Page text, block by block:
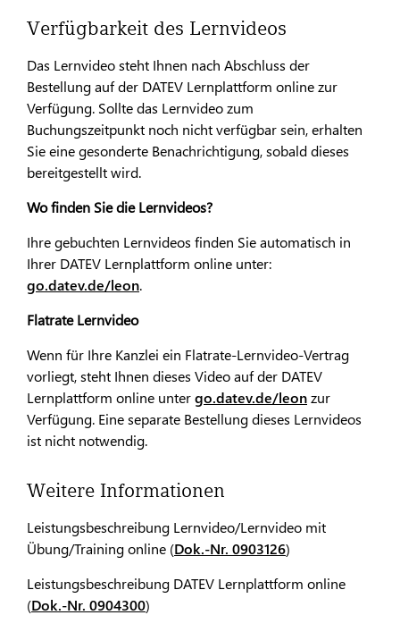
Verfügbarkeit des Lernvideos
Das Lernvideo steht Ihnen nach Abschluss der
Bestellung auf der DATEV Lernplattform online zur
Verfügung. Sollte das Lernvideo zum
Buchungszeitpunkt noch nicht verfügbar sein, erhalten
Sie eine gesonderte Benachrichtigung, sobald dieses
bereitgestellt wird.
Wo finden Sie die Lernvideos?
Ihre gebuchten Lernvideos finden Sie automatisch in
Ihrer DATEV Lernplattform online unter:
go.datev.de/leon.
Flatrate Lernvideo
Wenn für Ihre Kanzlei ein Flatrate-Lernvideo-Vertrag
vorliegt, steht Ihnen dieses Video auf der DATEV
Lernplattform online untergo.datev.de/leonzur
Verfügung. Eine separate Bestellung dieses Lernvideos
ist nicht notwendig.
Weitere Informationen
Leistungsbeschreibung Lernvideo/Lernvideo mit
Übung/Training online (Dok.-Nr. 0903126)
Leistungsbeschreibung DATEV Lernplattform online
(Dok.-Nr. 0904300)